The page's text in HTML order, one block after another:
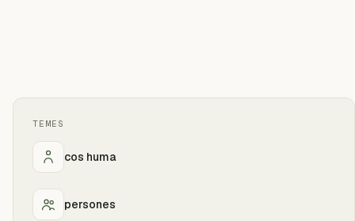
TEMES
cos huma
persones